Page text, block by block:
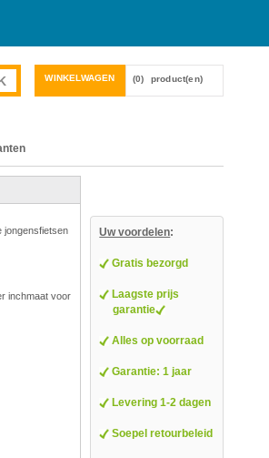
WINKELWAGEN (0) product(en)
jongensfietsen
inchmaat voor
Uw voordelen:
Gratis bezorgd
Laagste prijs
garantie
Alles op voorraad
Garantie: 1 jaar
Levering 1-2 dagen
Soepel retourbeleid